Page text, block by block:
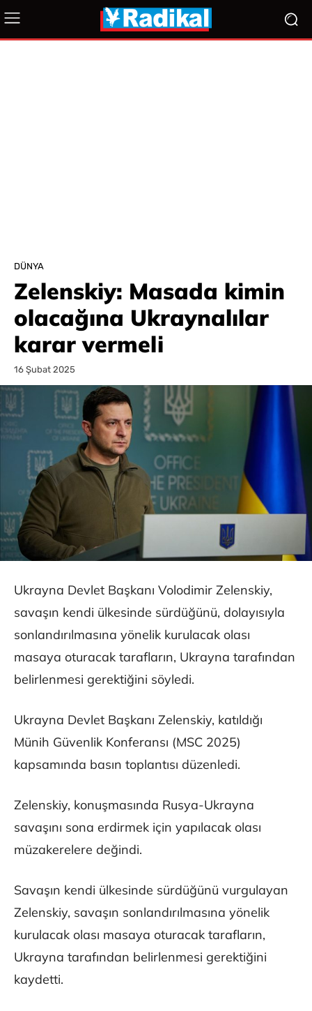
DÜNYA
Zelenskiy: Masada kimin
olacağına Ukraynalılar
karar vermeli
16 Şubat 2025
Ukrayna Devlet Başkanı Volodimir Zelenskiy,
savaşın kendi ülkesinde sürdüğünü, dolayısıyla
sonlandırılmasına yönelik kurulacak olası
masaya oturacak tarafların, Ukrayna tarafından
belirlenmesi gerektiğini söyledi.
Ukrayna Devlet Başkanı Zelenskiy, katıldığı
Münih Güvenlik Konferansı (MSC 2025)
kapsamında basın toplantısı düzenledi.
Zelenskiy, konuşmasında Rusya-Ukrayna
savaşını sona erdirmek için yapılacak olası
müzakerelere değindi.
Savaşın kendi ülkesinde sürdüğünü vurgulayan
Zelenskiy, savaşın sonlandırılmasına yönelik
kurulacak olası masaya oturacak tarafların,
Ukrayna tarafından belirlenmesi gerektiğini
kaydetti.